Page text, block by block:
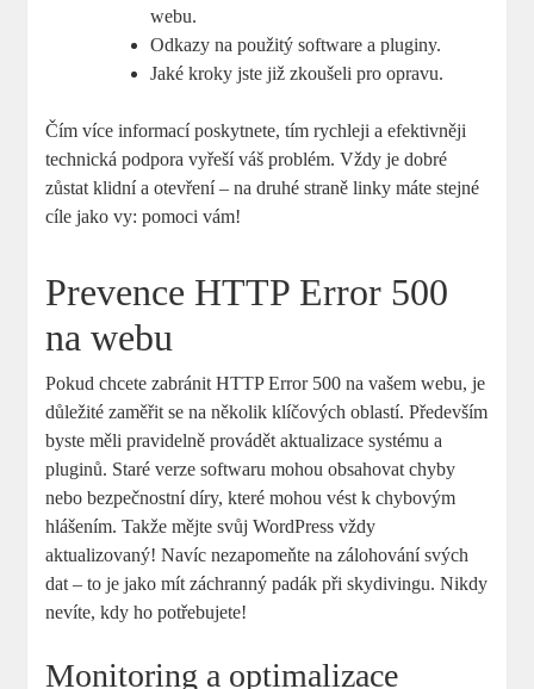
webu.
Odkazy na použitý software a pluginy.
Jaké kroky jste již zkoušeli pro opravu.
Čím více informací poskytnete, tím rychleji a efektivněji
technická podpora vyřeší váš problém. Vždy je dobré
zůstat klidní a otevření – na druhé straně linky máte stejné
cíle jako vy: pomoci vám!
Prevence HTTP Error 500
na webu
Pokud chcete zabránit HTTP Error 500 na vašem webu, je
důležité zaměřit se na několik klíčových oblastí. Především
byste měli pravidelně provádět aktualizace systému a
pluginů. Staré verze softwaru mohou obsahovat chyby
nebo bezpečnostní díry, které mohou vést k chybovým
hlášením. Takže mějte svůj WordPress vždy
aktualizovaný! Navíc nezapomeňte na zálohování svých
dat – to je jako mít záchranný padák při skydivingu. Nikdy
nevíte, kdy ho potřebujete!
Monitoring a optimalizace